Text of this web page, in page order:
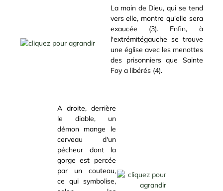
La main de Dieu, qui se tend
vers elle, montre qu'elle sera
exaucée (3). Enfin, à
l'extrémitégauche se trouve
une église avec les menottes
des prisonniers que Sainte
Foy a libérés (4).
A droite, derrière
le diable, un
démon mange le
cerveau d'un
pécheur dont la
gorge est percée
par un couteau,
ce qui symbolise,